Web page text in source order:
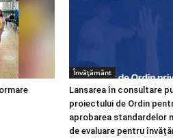
Învățământ
Lansarea în consultare
proiectului de Ordin
aprobarea standardelor
de evaluare pentru